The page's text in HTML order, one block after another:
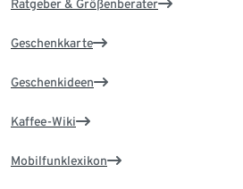
Ratgeber & Größenberater
Geschenkkarte
Geschenkideen
Kaffee-Wiki
Mobilfunklexikon